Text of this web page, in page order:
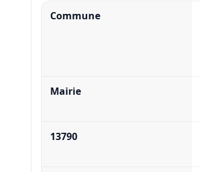
Commune
Mairie
13790